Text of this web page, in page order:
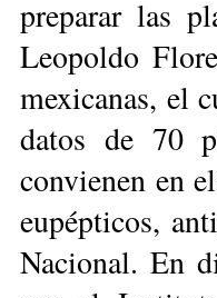
preparar las
Leopoldo
mexicanas, el
datos de 70
convienen en
eupépticos,
Nacional. En